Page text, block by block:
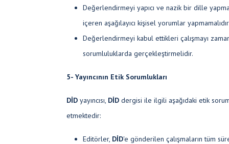
Değerlendirmeyi yapıcı ve nazik bir dille
içeren aşağılayıcı kişisel yorumlar
Değerlendirmeyi kabul ettikleri çalışmayı
sorumluluklarda gerçekleştirmelidir.
5- Yayıncının Etik Sorumlukları
DİD yayıncısı, DİD dergisi ile ilgili aşağıdaki etik
etmektedir:
Editörler, DİD'e gönderilen çalışmaların tüm